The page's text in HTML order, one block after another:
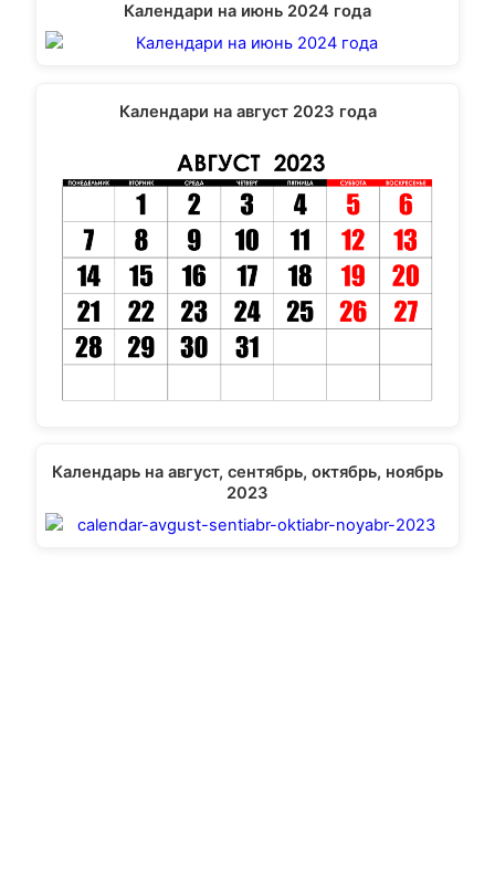
Календари на июнь 2024 года
Календари на август 2023 года
Календарь на август, сентябрь, октябрь, ноябрь
2023